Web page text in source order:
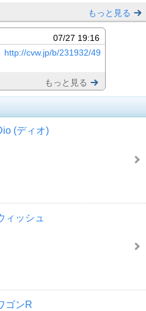
もっと見る
07/27 19:16
http://cvw.jp/b/231932/49
もっと見る
(ディオ)
ィッシュ
ゴンR